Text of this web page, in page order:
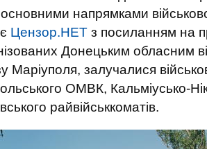
напрямками
Цензор.НЕТ з посиланням на
Донецьким обласним
Маріуполя, залучалися
ОМВК, Кальміусько-
райвійськкоматів.